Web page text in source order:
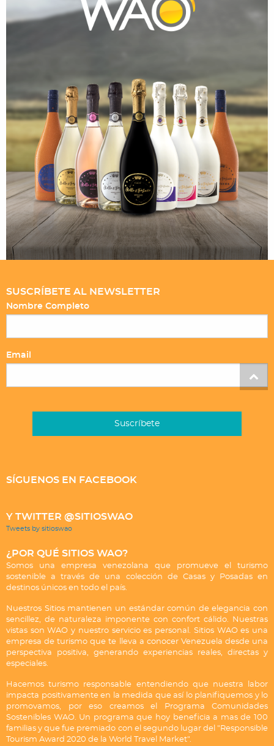
SUSCRÍBETE AL NEWSLETTER
Nombre Completo
Email
SÍGUENOS EN FACEBOOK
Y TWITTER @SITIOSWAO
Tweets by sitioswao
¿POR QUÉ SITIOS WAO?
Somos una empresa venezolana que promueve el turismo
sostenible a través de una colección de Casas y Posadas en
destinos únicos en todo el país.
Nuestros Sitios mantienen un estándar común de elegancia con
sencillez, de naturaleza imponente con confort cálido. Nuestras
vistas son WAO y nuestro servicio es personal. Sitios WAO es una
empresa de turismo que te lleva a conocer Venezuela desde una
perspectiva positiva, generando experiencias reales, directas y
especiales.
Hacemos turismo responsable entendiendo que nuestra labor
impacta positivamente en la medida que así lo planifiquemos y lo
promovamos, por eso creamos el Programa Comunidades
Sostenibles WAO. Un programa que hoy beneficia a mas de 100
familias y que fue premiado con el segundo lugar del "Responsible
Tourism Award 2020 de la World Travel Market".